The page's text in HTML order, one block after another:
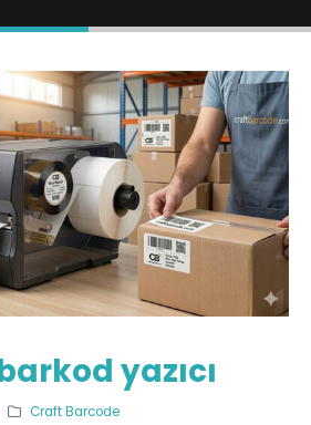
yazıcı
Craft Barcode